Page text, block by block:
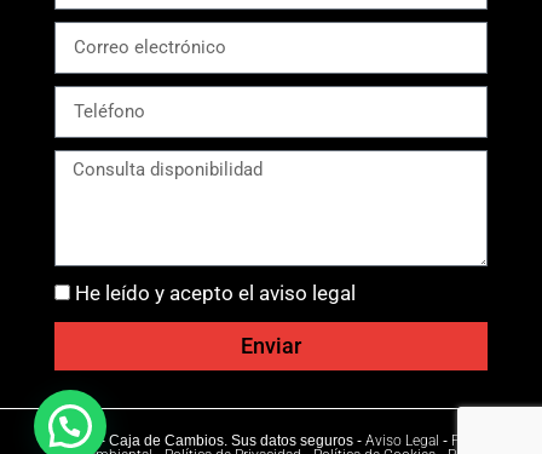
He leído y acepto el aviso legal
Enviar
Ⓒ 2026 - Caja de Cambios. Sus datos seguros - Aviso Legal - Política